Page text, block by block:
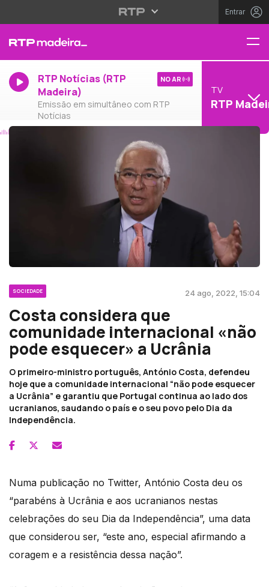
Entrar
RTP Notícias (RTP
Madeira)
Emissão em simultâneo com RTP
Notícias
NO AR
TV
RTP
SOCIEDADE 24 ago, 2022, 15:04
Costa considera que
comunidade internacional «não
pode esquecer» a Ucrânia
O primeiro-ministro português, António Costa, defendeu
hoje que a comunidade internacional “não pode esquecer
a Ucrânia” e garantiu que Portugal continua ao lado dos
ucranianos, saudando o país e o seu povo pelo Dia da
Independência.
Numa publicação no Twitter, António Costa deu os
“parabéns à Ucrânia e aos ucranianos nestas
celebrações do seu Dia da Independência”, uma data
que considerou ser, “este ano, especial afirmando a
coragem e a resistência dessa nação”.